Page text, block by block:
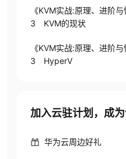
《KVM实战:原理、进阶与性
3 KVM的现状
《KVM实战:原理、进阶与性
3 HyperV
加入云驻计划，成
华为云周边好礼